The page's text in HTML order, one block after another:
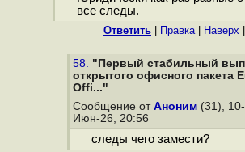
все следы.
Ответить Правка| Наверх
58. "Первый стабильный
открытого офисного пакета
Offi..."
Сообщение от Аноним (31), 10-
Июн-26, 20:56
следы чего замести?